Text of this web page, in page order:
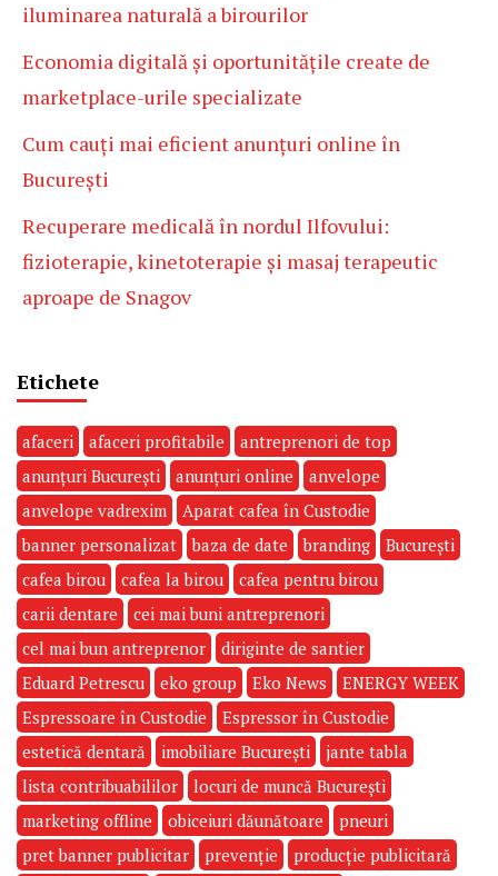
iluminarea naturală a birourilor
Economia digitală și oportunitățile create de
marketplace-urile specializate
Cum cauți mai eficient anunțuri online în
București
Recuperare medicală în nordul Ilfovului:
fizioterapie, kinetoterapie și masaj terapeutic
aproape de Snagov
Etichete
afaceri afaceri profitabile
antreprenori de top
anunțuri București
anunțuri online
anvelope
anvelope vadrexim
Aparat cafea în Custodie
banner personalizat
baza de date branding
București
cafea birou
cafea la birou
cafea pentru birou
carii dentare
cei mai buni antreprenori
cel mai bun antreprenor
diriginte de santier
Eduard Petrescu
eko group Eko News
ENERGY WEEK
Espressoare în Custodie
Espressor în Custodie
estetică dentară
imobiliare București
jante tabla
lista contribuabililor
locuri de muncă București
marketing offline
obiceiuri dăunătoare
pneuri
pret banner publicitar
prevenție producție publicitară